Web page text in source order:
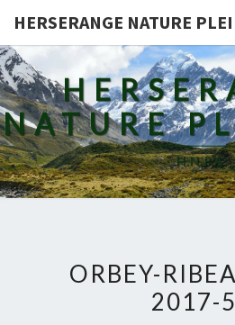
HERSERANGE NATURE
NATURE
H.N.P.A.
ORBEY-
2017-